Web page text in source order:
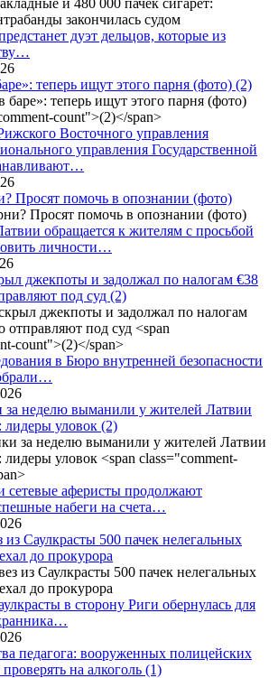
дуэт дельцов, которые из
теперь ищут этого парня (фото) (2)
Восточного управления
управления Государственной
Просят помочь в опознании (фото)
обращается к жителям с просьбой
личности…
джекпоты и задолжал по налогам €38
под суд (2)
в Бюро внутренней безопасности
неделю выманили у жителей Латвии
лидеры уловок (2)
сетевые аферисты продолжают
набеги на счета…
Саулкрасты 500 пачек нелегальных
до прокурора
в сторону Риги обернулась для
педагога: вооруженных полицейских
на алкоголь (1)